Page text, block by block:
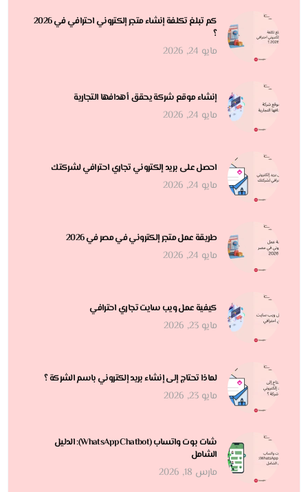
كم تبلغ تكلفة إنشاء متجر إلكتروني احترافي في 2026
؟
مايو 24, 2026
إنشاء موقع شركة يحقق أهدافها التجارية
مايو 24, 2026
احصل على بريد إلكتروني تجاري احترافي لشركتك
مايو 24, 2026
طريقة عمل متجر إلكتروني في مصر في 2026
مايو 24, 2026
كيفية عمل ويب سايت تجاري احترافي
مايو 23, 2026
لماذا تحتاج إلى إنشاء بريد إلكتروني باسم الشركة ؟
مايو 23, 2026
شات بوت واتساب (WhatsApp Chatbot): الدليل
الشامل
مارس 18, 2026